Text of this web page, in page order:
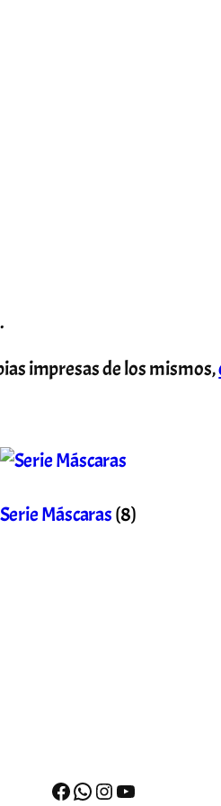
impresas de los mismos,
Serie Máscaras(8)
Facebook
WhatsApp
Instagram
YouTube